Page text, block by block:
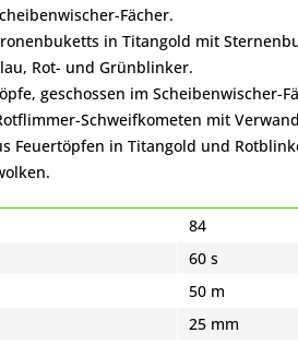
Fächer.
in Titangold mit
Rot- und Grünblinker.
geschossen im Scheibenwischer-
Schweifkometen mit
Feuertöpfen in Titangold und
84
60 s
50 m
25 mm